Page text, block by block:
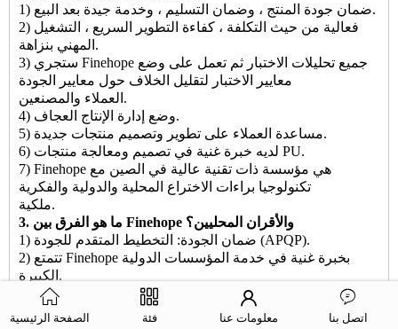
1) ضمان جودة المنتج ، وضمان التسليم ، وخدمة جيدة بعد البيع.
2) فعالية من حيث التكلفة ، كفاءة التطوير السريع ، التشغيل
المهني بنزاهة.
3) ستجري Finehope جميع تحليلات الاختبار ثم تعمل على وضع
معايير الاختبار لتقليل الخلاف حول معايير الجودة
العملاء والمصنعين.
4) وضع إدارة الإنتاج العجاف.
5) مساعدة العملاء على تطوير وتصميم منتجات جديدة.
6) لديه خبرة غنية في تصميم ومعالجة منتجات PU.
7) Finehope هي مؤسسة ذات تقنية عالية في الصين مع
تكنولوجيا براءات الاختراع المحلية والدولية والفكرية
ملكية.
3. ما هو الفرق بين Finehope والأقران المحليين؟
1) ضمان الجودة: التخطيط المتقدم للجودة (APQP).
2) تتمتع Finehope بخبرة غنية في خدمة المؤسسات الدولية
الكبيرة.
3) لديه فريق بحث علمي محترف من مادة البولي يوريثين.
الصفحة الرئيسية فئة معلومات عنا اتصل بنا